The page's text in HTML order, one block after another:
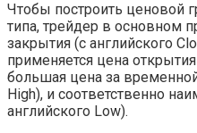
Чтобы построить ценовой
типа, трейдер в основном
закрытия (с английского
применяется цена
большая цена за
High), и соответственно
английского Low).